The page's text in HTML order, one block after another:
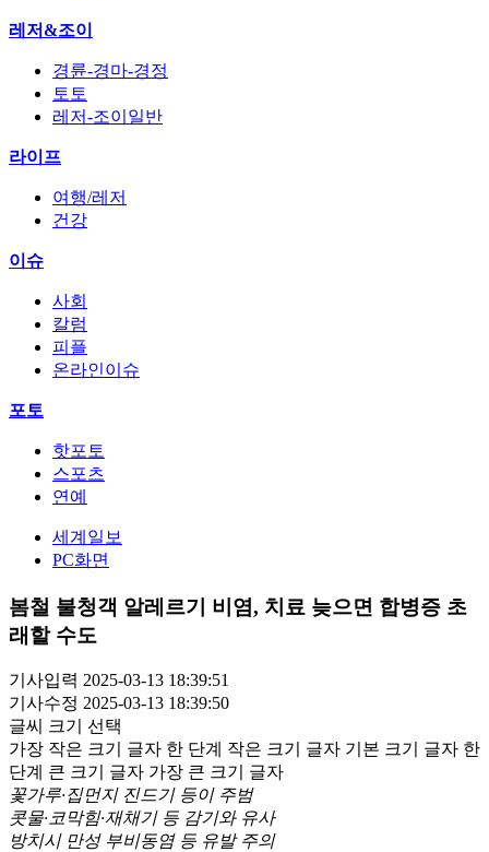
레저&조이
경륜-경마-경정
토토
레저-조이일반
라이프
여행/레저
건강
이슈
사회
칼럼
피플
온라인이슈
포토
핫포토
스포츠
연예
세계일보
PC화면
봄철 불청객 알레르기 비염, 치료 늦으면 합병증 초
래할 수도
기사입력 2025-03-13 18:39:51
기사수정 2025-03-13 18:39:50
글씨 크기 선택
가장 작은 크기 글자 한 단계 작은 크기 글자 기본 크기 글자 한
단계 큰 크기 글자 가장 큰 크기 글자
꽃가루·집먼지 진드기 등이 주범
콧물·코막힘·재채기 등 감기와 유사
방치시 만성 부비동염 등 유발 주의